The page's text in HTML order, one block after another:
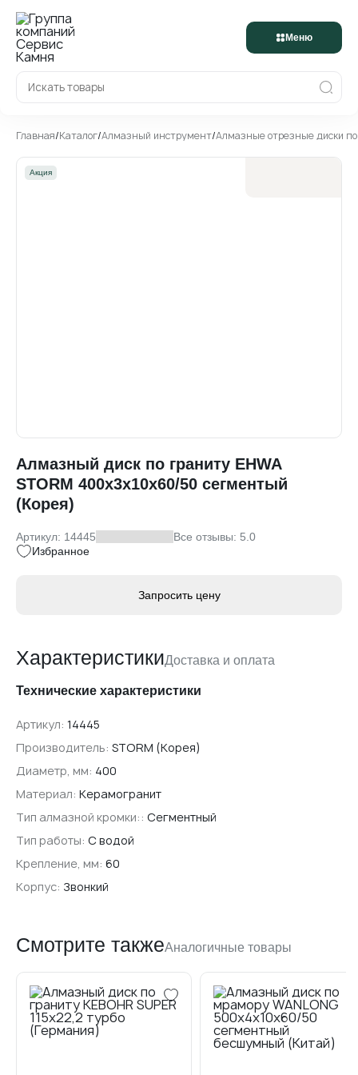
Меню
Главная/Каталог/Алмазный инструмент/Алмазные отрезные диски
Алмазный диск по граниту EHWA
STORM 400x3x10x60/50 сегментый
(Корея)
Артикул: 14445
Все отзывы: 5.0
Избранное
Акция
Запросить цену
ХарактеристикиДоставка и оплата
Технические характеристики
Артикул: 14445
Производитель: STORM (Корея)
Диаметр, мм: 400
Материал: Керамогранит
Тип алмазной кромки:: Сегментный
Тип работы: С водой
Крепление, мм: 60
Корпус: Звонкий
Доставка
Транспортной компанией:
терминала
Оплата
Наличнымипри получении
Банковской картой
По счетудля юридических лиц
Смотрите такжеАналогичные товары